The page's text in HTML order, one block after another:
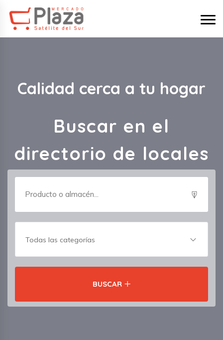
Calidad cerca a tu hogar
Buscar en el
directorio de locales
Todas las categorías
BUSCAR